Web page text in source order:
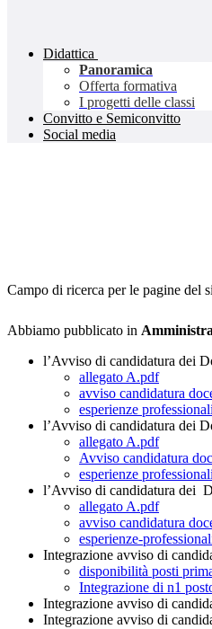
Didattica
Panoramica
Offerta formativa
I progetti delle classi
Convitto e Semiconvitto
Social media
Campo di ricerca per le pagine del
Abbiamo pubblicato in
l’Avviso di candidatura dei
allegato A.pdf
avviso candidatura
esperienze
l’Avviso di candidatura dei
allegato A.pdf
Avviso candidatura
esperienze
l’Avviso di candidatura dei
allegato A.pdf
avviso candidatura
esperienze-
Integrazione avviso di
disponibilità posti
Integrazione di n1
Integrazione avviso di
Integrazione avviso di